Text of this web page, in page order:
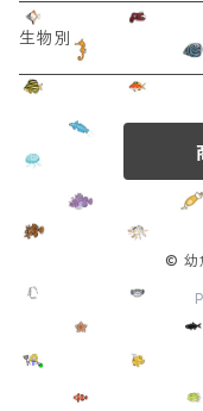
マグメル深海水族館
深海生物街 星咲智裕
Potte hariko先生 (張
お菓子
ぬいぐるみ・おもちゃ
キーホルダー・缶バッ
文房具雑貨
生物別
サメ・エイ
ウミウシ
© 幼